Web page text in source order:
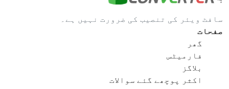
gif کو bmp
gif کو ico
gif کو png
gif کو tga
سافٹ ویئر کی تنصیب کی ضرورت نہیں ہے۔
صفحات
گھر
فارمیٹس
بلاگز
اکثر پوچھے گئے سوالات